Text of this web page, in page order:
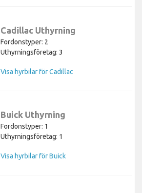
Cadillac Uthyrning
Fordonstyper: 2
Uthyrningsföretag: 3
Visa hyrbilar för Cadillac
Buick Uthyrning
Fordonstyper: 1
Uthyrningsföretag: 1
Visa hyrbilar för Buick